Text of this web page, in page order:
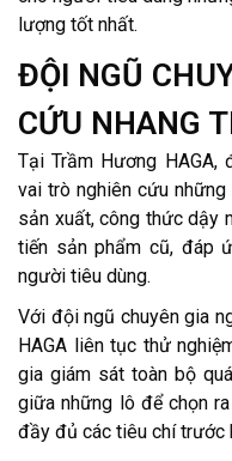
lượng tốt nhất.
ĐỘI NGŨ
CỨU NHANG
Tại Trầm Hương
vai trò nghiên cứu
sản xuất, công thức dậy
tiến sản phẩm cũ, đáp
người tiêu dùng.
Với đội ngũ chuyên gia
HAGA liên tục thử
gia giám sát toàn bộ
giữa những lô để chọn
đầy đủ các tiêu chí trước